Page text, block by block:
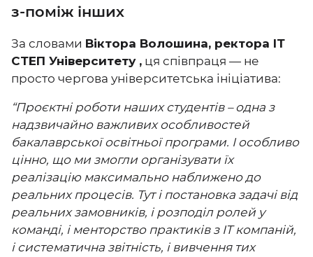
з-поміж інших
За словами Віктора Волошина, ректора ІТ
СТЕП Університету , ця співпраця — не
просто чергова університетська ініціатива:
“Проєктні роботи наших студентів – одна з
надзвичайно важливих особливостей
бакалаврської освітньої програми. І особливо
цінно, що ми змогли організувати їх
реалізацію максимально наближено до
реальних процесів. Тут і постановка задачі від
реальних замовників, і розподіл ролей у
команді, і менторство практиків з IT компаній,
і систематична звітність, і вивчення тих